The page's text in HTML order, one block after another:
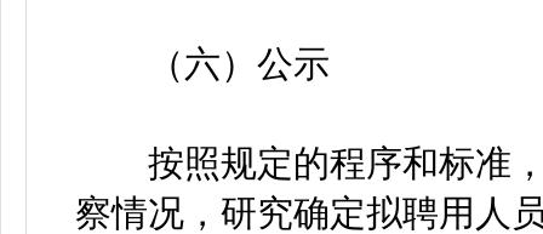
（六）公示
按照规定的程序和标准，
察情况，研究确定拟聘用人